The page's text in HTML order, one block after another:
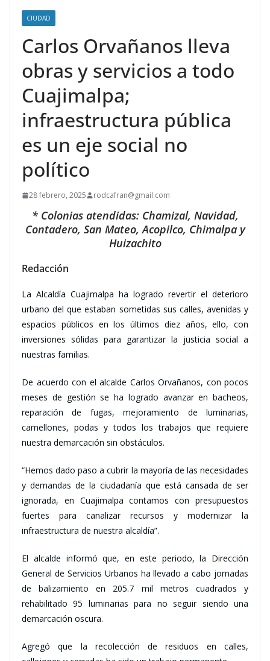
CIUDAD
Carlos Orvañanos lleva
obras y servicios a todo
Cuajimalpa;
infraestructura pública
es un eje social no
político
28 febrero, 2025 rodcafran@gmail.com
* Colonias atendidas: Chamizal, Navidad,
Contadero, San Mateo, Acopilco, Chimalpa y
Huizachito
Redacción
La Alcaldía Cuajimalpa ha logrado revertir el deterioro
urbano del que estaban sometidas sus calles, avenidas y
espacios públicos en los últimos diez años, ello, con
inversiones sólidas para garantizar la justicia social a
nuestras familias.
De acuerdo con el alcalde Carlos Orvañanos, con pocos
meses de gestión se ha logrado avanzar en bacheos,
reparación de fugas, mejoramiento de luminarias,
camellones, podas y todos los trabajos que requiere
nuestra demarcación sin obstáculos.
“Hemos dado paso a cubrir la mayoría de las necesidades
y demandas de la ciudadanía que está cansada de ser
ignorada, en Cuajimalpa contamos con presupuestos
fuertes para canalizar recursos y modernizar la
infraestructura de nuestra alcaldía”.
El alcalde informó que, en este periodo, la Dirección
General de Servicios Urbanos ha llevado a cabo jornadas
de balizamiento en 205.7 mil metros cuadrados y
rehabilitado 95 luminarias para no seguir siendo una
demarcación oscura.
Agregó que la recolección de residuos en calles,